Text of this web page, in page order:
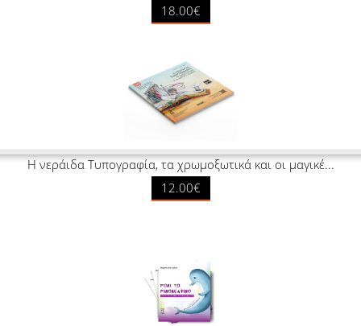
18.00€
Η νεράιδα Τυπογραφία, τα χρωμοξωτικά και οι μαγικέ...
12.00€